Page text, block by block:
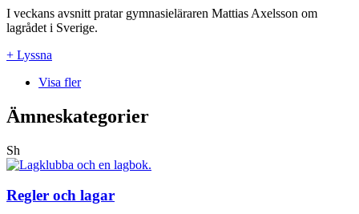
I veckans avsnitt pratar gymnasieläraren Mattias Axelsson om
lagrådet i Sverige.
+ Lyssna
Visa fler
Ämneskategorier
Sh
Regler och lagar